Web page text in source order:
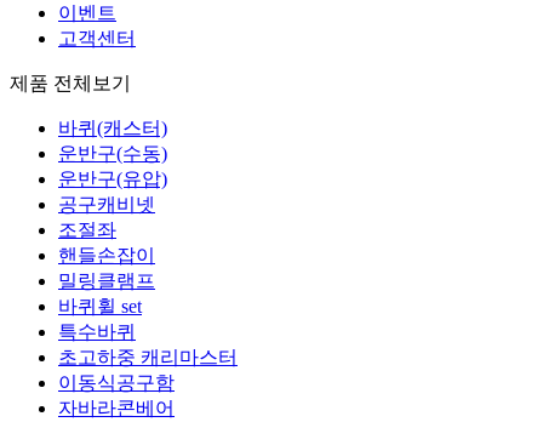
이벤트
고객센터
제품 전체보기
바퀴(캐스터)
운반구(수동)
운반구(유압)
공구캐비넷
조절좌
핸들손잡이
밀링클램프
바퀴휠 set
특수바퀴
초고하중 캐리마스터
이동식공구함
자바라콘베어